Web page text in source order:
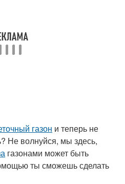
газон и теперь не
Не волнуйся, мы здесь,
газонами может быть
ты сможешь сделать